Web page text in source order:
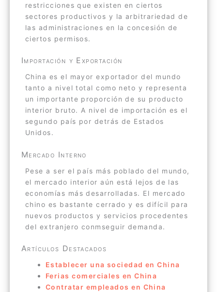
restricciones que existen en ciertos
sectores productivos y la arbitrariedad de
las administraciones en la concesión de
ciertos permisos.
Importación y Exportación
China es el mayor exportador del mundo
tanto a nivel total como neto y representa
un importante proporción de su producto
interior bruto. A nivel de importación es el
segundo país por detrás de Estados
Unidos.
Mercado Interno
Pese a ser el país más poblado del mundo,
el mercado interior aún está lejos de las
economías más desarrolladas. El mercado
chino es bastante cerrado y es difícil para
nuevos productos y servicios procedentes
del extranjero conmseguir demanda.
Artículos Destacados
Establecer una sociedad en China
Ferias comerciales en China
Contratar empleados en China